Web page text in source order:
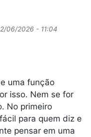
06/2026 - 11:04
uma função
isso. Nem se for
No primeiro
para quem diz e
pensar em uma